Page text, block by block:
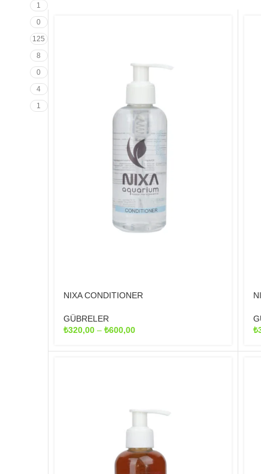
1
0
125
8
0
4
1
NIXA CONDITIONER
GÜBRELER
₺320,00 – ₺600,00Fiyat
₺320,00
₺